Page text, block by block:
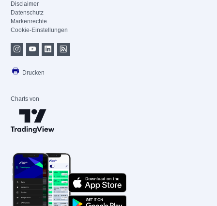
Disclaimer
Datenschutz
Markenrechte
Cookie-Einstellungen
Drucken
Charts von